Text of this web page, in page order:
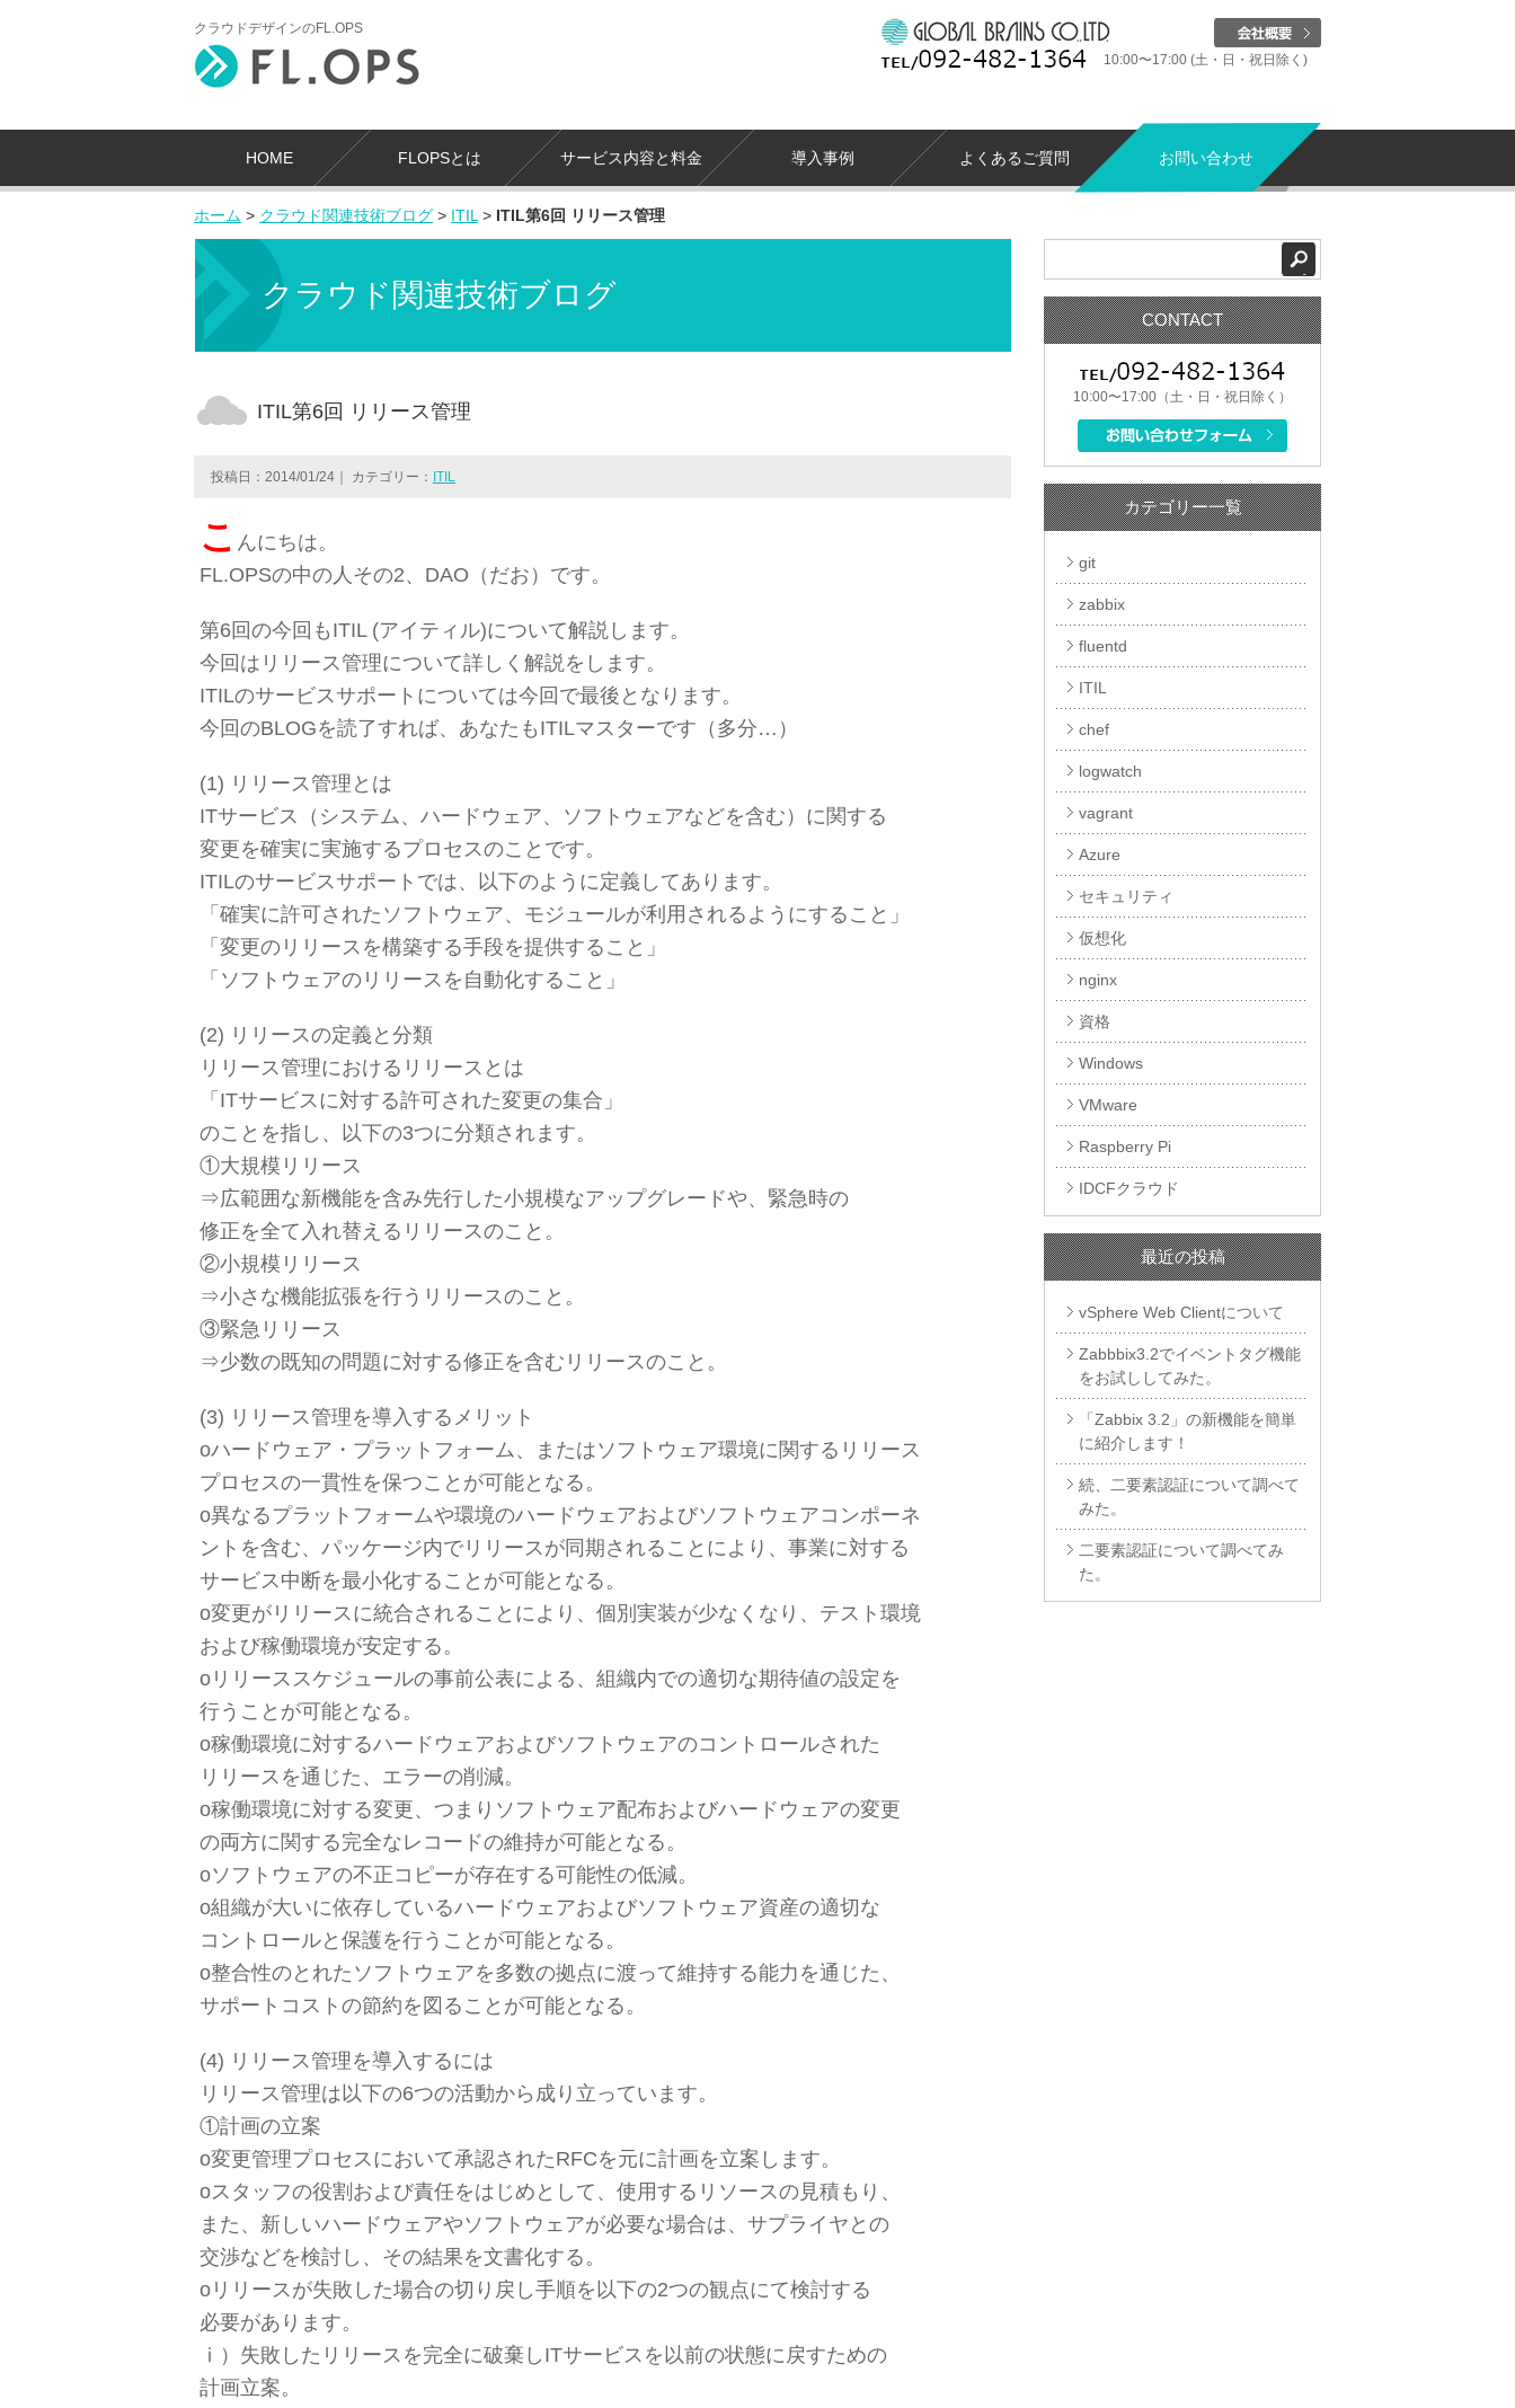
クラウドデザインのFL.OPS
10:00〜17:00 (土・日・祝日除く)
HOME FLOPSとは サービス内容と料金 導入事例 よくあるご質問 お問い合わせ
ホーム > クラウド関連技術ブログ > ITIL > ITIL第6回 リリース管理
クラウド関連技術ブログ
ITIL第6回 リリース管理
投稿日：2014/01/24 カテゴリー： ITIL
こ んにちは。
FL.OPSの中の人その2、DAO（だお）です。
第6回の今回もITIL (アイティル)について解説します。
今回はリリース管理について詳しく解説をします。
ITILのサービスサポートについては今回で最後となります。
今回のBLOGを読了すれば、あなたもITILマスターです（多分…）
(1) リリース管理とは
ITサービス（システム、ハードウェア、ソフトウェアなどを含む）に関する
変更を確実に実施するプロセスのことです。
ITILのサービスサポートでは、以下のように定義してあります。
「確実に許可されたソフトウェア、モジュールが利用されるようにすること」
「変更のリリースを構築する手段を提供すること」
「ソフトウェアのリリースを自動化すること」
(2) リリースの定義と分類
リリース管理におけるリリースとは
「ITサービスに対する許可された変更の集合」
のことを指し、以下の3つに分類されます。
①大規模リリース
⇒広範囲な新機能を含み先行した小規模なアップグレードや、緊急時の
修正を全て入れ替えるリリースのこと。
②小規模リリース
⇒小さな機能拡張を行うリリースのこと。
③緊急リリース
⇒少数の既知の問題に対する修正を含むリリースのこと。
(3) リリース管理を導入するメリット
оハードウェア・プラットフォーム、またはソフトウェア環境に関するリリース
プロセスの一貫性を保つことが可能となる。
о異なるプラットフォームや環境のハードウェアおよびソフトウェアコンポーネ
ントを含む、パッケージ内でリリースが同期されることにより、事業に対する
サービス中断を最小化することが可能となる。
о変更がリリースに統合されることにより、個別実装が少なくなり、テスト環境
および稼働環境が安定する。
оリリーススケジュールの事前公表による、組織内での適切な期待値の設定を
行うことが可能となる。
о稼働環境に対するハードウェアおよびソフトウェアのコントロールされた
リリースを通じた、エラーの削減。
о稼働環境に対する変更、つまりソフトウェア配布およびハードウェアの変更
の両方に関する完全なレコードの維持が可能となる。
оソフトウェアの不正コピーが存在する可能性の低減。
о組織が大いに依存しているハードウェアおよびソフトウェア資産の適切な
コントロールと保護を行うことが可能となる。
о整合性のとれたソフトウェアを多数の拠点に渡って維持する能力を通じた、
サポートコストの節約を図ることが可能となる。
(4) リリース管理を導入するには
リリース管理は以下の6つの活動から成り立っています。
①計画の立案
о変更管理プロセスにおいて承認されたRFCを元に計画を立案します。
оスタッフの役割および責任をはじめとして、使用するリソースの見積もり、
また、新しいハードウェアやソフトウェアが必要な場合は、サプライヤとの
交渉などを検討し、その結果を文書化する。
оリリースが失敗した場合の切り戻し手順を以下の2つの観点にて検討する
必要があります。
ⅰ）失敗したリリースを完全に破棄しITサービスを以前の状態に戻すための
計画立案。
CONTACT
10:00〜17:00（土・日・祝日除く）
カテゴリー一覧
git
zabbix
fluentd
ITIL
chef
logwatch
vagrant
Azure
セキュリティ
仮想化
nginx
資格
Windows
VMware
Raspberry Pi
IDCFクラウド
最近の投稿
vSphere Web Clientについて
Zabbbix3.2でイベントタグ機能
をお試ししてみた。
「Zabbix 3.2」の新機能を簡単
に紹介します！
続、二要素認証について調べて
みた。
二要素認証について調べてみ
た。